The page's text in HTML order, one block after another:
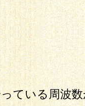
ている周波